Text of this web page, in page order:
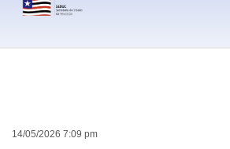
14/05/2026 7:09 pm